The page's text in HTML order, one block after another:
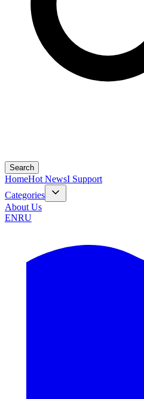
Search
HomeHot NewsI Support
Categories
About Us
ENRU